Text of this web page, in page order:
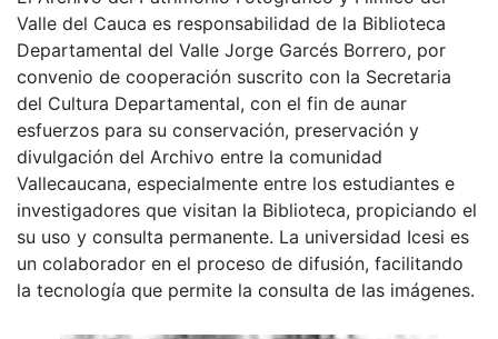
Valle del Cauca es responsabilidad de la Biblioteca
Departamental del Valle Jorge Garcés Borrero, por
convenio de cooperación suscrito con la Secretaria
del Cultura Departamental, con el fin de aunar
esfuerzos para su conservación, preservación y
divulgación del Archivo entre la comunidad
Vallecaucana, especialmente entre los estudiantes e
investigadores que visitan la Biblioteca, propiciando el
su uso y consulta permanente. La universidad Icesi es
un colaborador en el proceso de difusión, facilitando
la tecnología que permite la consulta de las imágenes.